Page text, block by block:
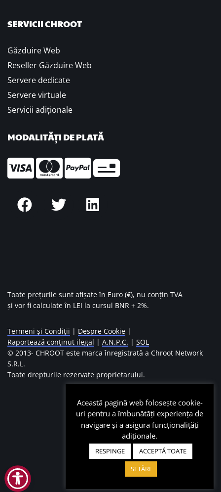
SERVICII CHROOT
Găzduire Web
Reseller Găzduire Web
Servere dedicate
Servere virtuale
Servicii adiționale
MODALITĂȚI DE PLATĂ
Toate prețurile sunt afișate în Euro (€), nu conțin TVA
și vor fi calculate în LEI la cursul BNR + 2%.
Termeni și Condiții | Despre Cookie |
Raportează conținut ilegal | A.N.P.C. | SOL
© 2013- CHROOT este marca înregistrată a Chroot Network
S.R.L.
Toate drepturile rezervate proprietarului.
Această pagină web folosește cookie-
uri pentru a îmbunătăți experiența de
navigare și a asigura funcționalițăți
adiționale.
RESPINGE
ACCEPTĂ TOATE
SETĂRI